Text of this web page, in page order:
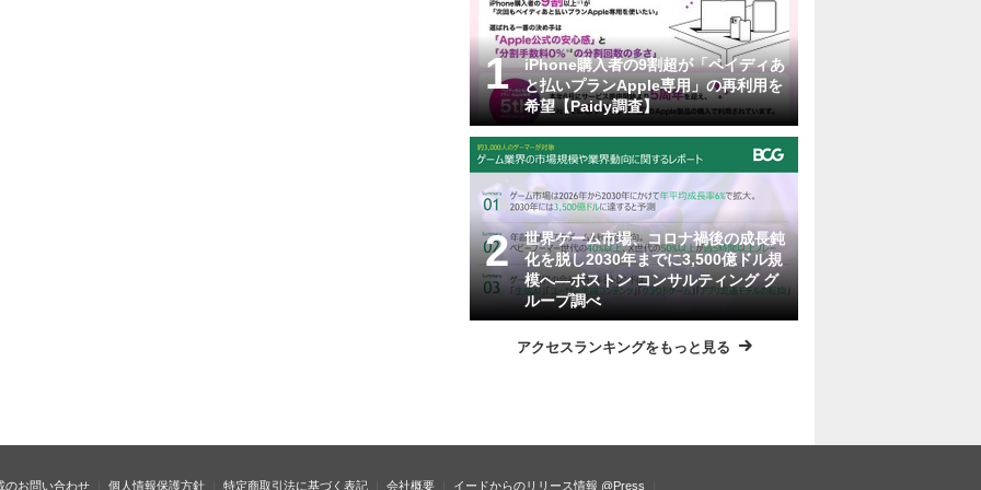
iPhone購入者の9割超が「ペイディあ
と払いプランApple専用」の再利用を
希望【Paidy調査】
世界ゲーム市場、コロナ禍後の成長鈍
化を脱し2030年までに3,500億ドル規
模へ―ボストン コンサルティング グ
ループ調べ
アクセスランキングをもっと見る
のお問い合わせ 個人情報保護方針 特定商取引法に基づく表記 会社概要 イードからのリリース情報 @Press